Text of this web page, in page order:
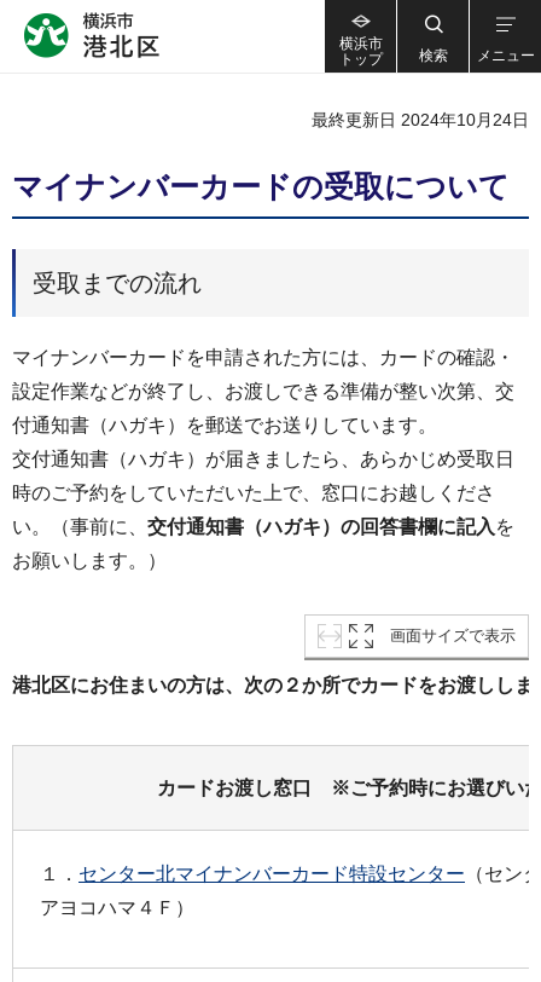
横浜市
トップ
検索 メニュー
最終更新日 2024年10月24日
マイナンバーカードの受取について
受取までの流れ
マイナンバーカードを申請された方には、カードの確認・
設定作業などが終了し、お渡しできる準備が整い次第、交
付通知書（ハガキ）を郵送でお送りしています。
交付通知書（ハガキ）が届きましたら、あらかじめ受取日
時のご予約をしていただいた上で、窓口にお越しくださ
い。（事前に、 交付通知書（ハガキ）の回答書欄に記入 を
お願いします。）
画面サイズで表示
港北区にお住まいの方は、次の２か所でカ
カードお渡し窓口 ※ご予約時にお選びい
１． センター北マイナンバーカード特設センター （セン
アヨコハマ４Ｆ）